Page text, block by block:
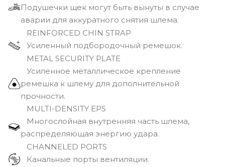
Подушечки щек могут быть вынуты в случае
аварии для аккуратного снятия шлема.
REINFORCED CHIN STRAP
Усиленный подбородочный ремешок.
METAL SECURITY PLATE
Усиленное металлическое крепление
ремешка к шлему для дополнительной
прочности.
MULTI-DENSITY EPS
Многослойная внутренняя часть шлема,
распределяющая энергию удара.
CHANNELED PORTS
Канальные порты вентиляции.